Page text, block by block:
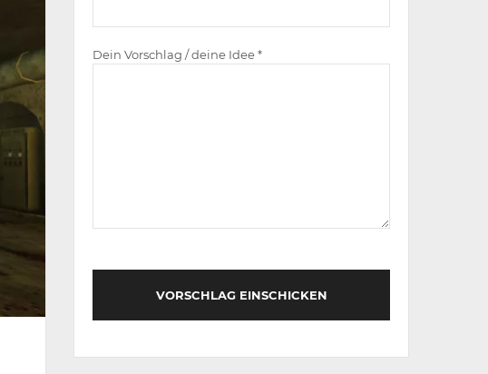
Dein Vorschlag / deine Idee *